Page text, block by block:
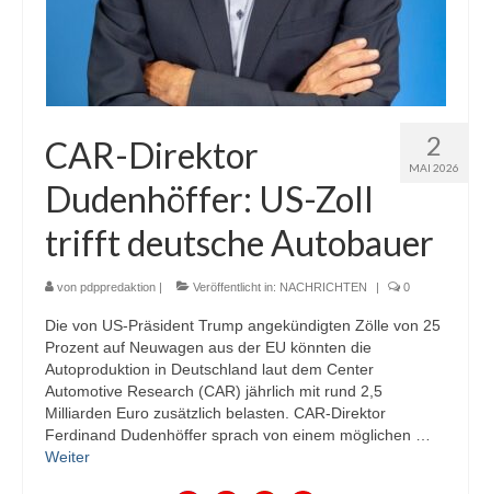
2
MAI 2026
CAR-Direktor
Dudenhöffer: US-Zoll
trifft deutsche Autobauer
von pdppredaktion | Veröffentlicht in: NACHRICHTEN | 0
Die von US-Präsident Trump angekündigten Zölle von 25
Prozent auf Neuwagen aus der EU könnten die
Autoproduktion in Deutschland laut dem Center
Automotive Research (CAR) jährlich mit rund 2,5
Milliarden Euro zusätzlich belasten. CAR-Direktor
Ferdinand Dudenhöffer sprach von einem möglichen …
Weiter